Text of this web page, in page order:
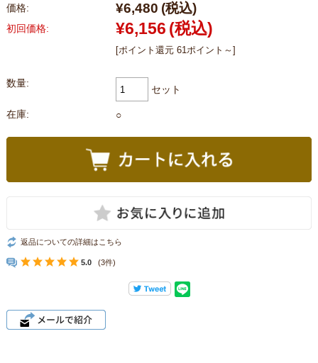
価格: ¥6,480 (税込)
初回価格: ¥6,156 (税込)
[ポイント還元 61ポイント～]
数量:
セット
在庫: ○
返品についての詳細はこちら
5.0 (3件)